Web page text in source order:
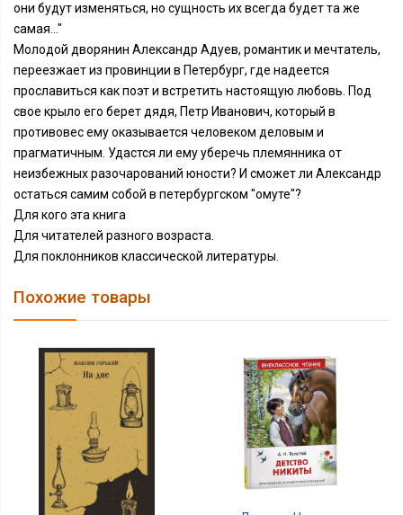
они будут изменяться, но сущность их всегда будет та же
самая…"
Молодой дворянин Александр Адуев, романтик и мечтатель,
переезжает из провинции в Петербург, где надеется
прославиться как поэт и встретить настоящую любовь. Под
свое крыло его берет дядя, Петр Иванович, который в
противовес ему оказывается человеком деловым и
прагматичным. Удастся ли ему уберечь племянника от
неизбежных разочарований юности? И сможет ли Александр
остаться самим собой в петербургском "омуте"?
Для кого эта книга
Для читателей разного возраста.
Для поклонников классической литературы.
Похожие товары